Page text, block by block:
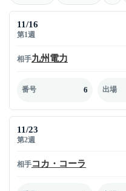
11/16
第1週
相手九州電力
番号 6 出場
11/23
第2週
相手コカ・コーラ